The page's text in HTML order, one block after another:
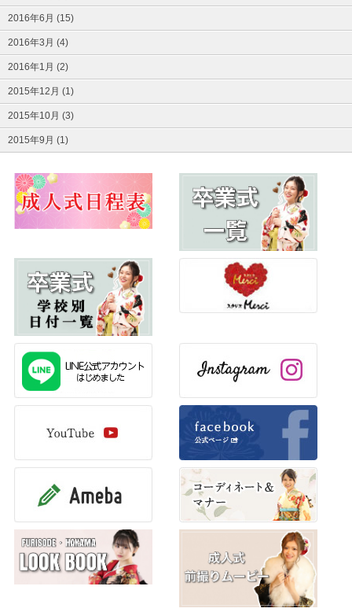
2016年6月 (15)
2016年3月 (4)
2016年1月 (2)
2015年12月 (1)
2015年10月 (3)
2015年9月 (1)